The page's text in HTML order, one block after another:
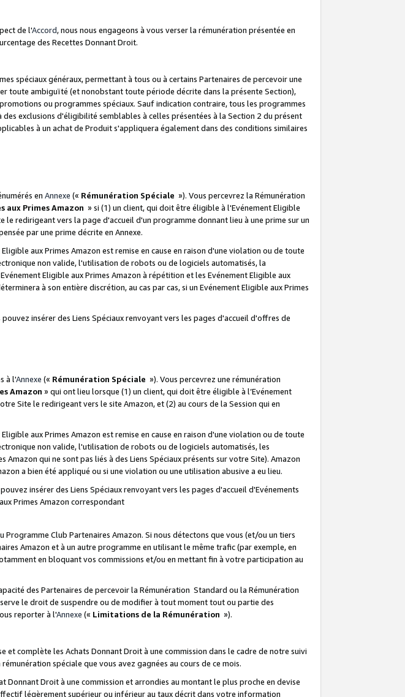
de l'Accord, nous nous engageons à vous verser la rémunération présentée en
des Recettes Donnant Droit.
spéciaux généraux, permettant à tous ou à certains Partenaires de percevoir une
toute ambiguïté (et nonobstant toute période décrite dans la présente Section),
ou programmes spéciaux. Sauf indication contraire, tous les programmes
exclusions d'éligibilité semblables à celles présentées à la Section 2 du présent
à un achat de Produit s'appliquera également dans des conditions similaires
en Annexe (« Rémunération Spéciale »). Vous percevrez la Rémunération
aux Primes Amazon » si (1) un client, qui doit être éligible à l'Evénement Eligible
le redirigeant vers la page d'accueil d'un programme donnant lieu à une prime sur un
par une prime décrite en Annexe.
aux Primes Amazon est remise en cause en raison d'une violation ou de toute
non valide, l'utilisation de robots ou de logiciels automatisés, la
Eligible aux Primes Amazon à répétition et les Evénement Eligible aux
à son entière discrétion, au cas par cas, si un Evénement Eligible aux Primes
pouvez insérer des Liens Spéciaux renvoyant vers les pages d'accueil d'offres de
à l'Annexe (« Rémunération Spéciale »). Vous percevrez une rémunération
Amazon » qui ont lieu lorsque (1) un client, qui doit être éligible à l’Evénement
Site le redirigeant vers le site Amazon, et (2) au cours de la Session qui en
aux Primes Amazon est remise en cause en raison d'une violation ou de toute
non valide, l'utilisation de robots ou de logiciels automatisés, les
qui ne sont pas liés à des Liens Spéciaux présents sur votre Site). Amazon
a bien été appliqué ou si une violation ou une utilisation abusive a eu lieu.
insérer des Liens Spéciaux renvoyant vers les pages d'accueil d'Evénements
Primes Amazon correspondant
Club Partenaires Amazon. Si nous détectons que vous (et/ou un tiers
Amazon et à un autre programme en utilisant le même trafic (par exemple, en
en bloquant vos commissions et/ou en mettant fin à votre participation au
des Partenaires de percevoir la Rémunération Standard ou la Rémunération
le droit de suspendre ou de modifier à tout moment tout ou partie des
reporter à l'Annexe (« Limitations de la Rémunération »).
complète les Achats Donnant Droit à une commission dans le cadre de notre suivi
spéciale que vous avez gagnées au cours de ce mois.
Donnant Droit à une commission et arrondies au montant le plus proche en devise
légèrement supérieur ou inférieur au taux décrit dans votre information